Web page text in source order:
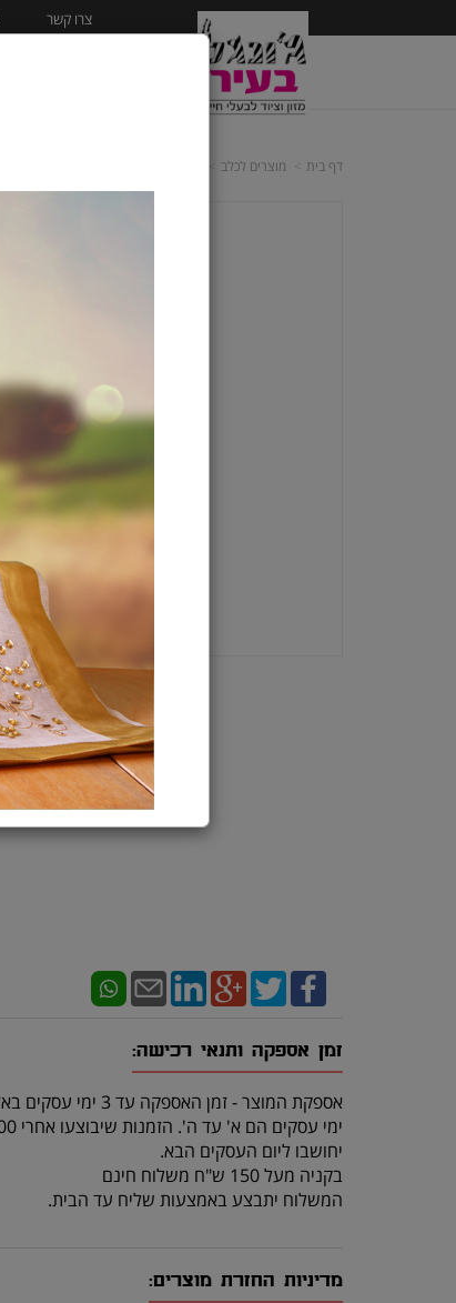
צרו קשר
דף בית מוצרים לכלב
זמן אספקה ותנאי רכישה:
אספקת המוצר - זמן האספקה עד 3 ימי עסקים באזור גוש דן.
ימי עסקים הם א' עד ה'. הזמנות שיבוצעו אחרי 17:00
יחושבו ליום העסקים הבא.
בקניה מעל 150 ש"ח משלוח חינם
המשלוח יתבצע באמצעות שליח עד הבית.
מדיניות החזרת מוצרים: